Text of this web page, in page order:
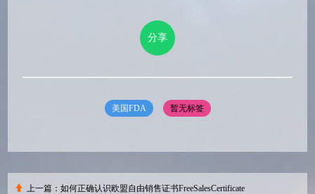
分享
美国FDA 暂无标签
上一篇：如何正确认识欧盟自由销售证书FreeSalesCertificate